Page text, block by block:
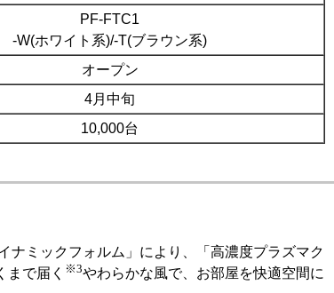
PF-FTC1
-W(ホワイト系)/-T(ブラウン系)
オープン
4月中旬
10,000台
ナミックフォルム」により、「高濃度プラズマク
まで届く ※3やわらかな風で、お部屋を快適空間に